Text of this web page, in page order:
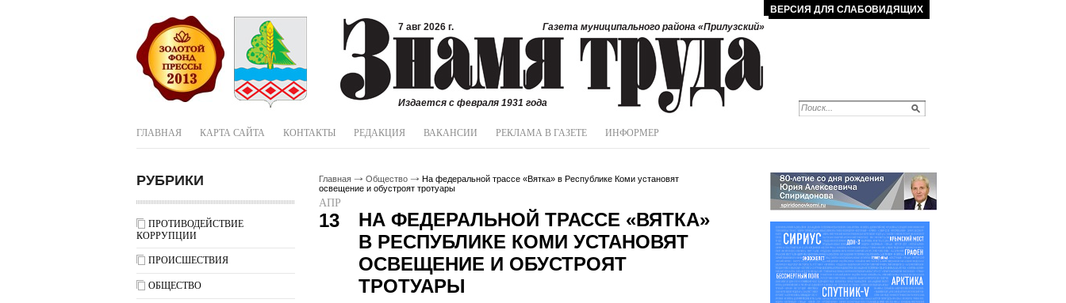
ВЕРСИЯ ДЛЯ СЛАБОВИДЯЩИХ
7 авг 2026 г.
Газета муниципального района «Прилузский»
Издается с февраля 1931 года
ГЛАВНАЯ КАРТА САЙТА КОНТАКТЫ РЕДАКЦИЯ ВАКАНСИИ РЕКЛАМА В ГАЗЕТЕ ИНФОРМЕР
РУБРИКИ
ПРОТИВОДЕЙСТВИЕ
КОРРУПЦИИ
ПРОИСШЕСТВИЯ
ОБЩЕСТВО
Главная Общество
На федеральной трассе «Вятка» в Республике Коми установят
освещение и обустроят тротуары
АПР
13
НА ФЕДЕРАЛЬНОЙ ТРАССЕ «ВЯТКА»
В РЕСПУБЛИКЕ КОМИ УСТАНОВЯТ
ОСВЕЩЕНИЕ И ОБУСТРОЯТ
ТРОТУАРЫ